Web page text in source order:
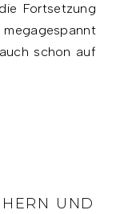
Fortsetzung
megagespannt
schon auf
UND